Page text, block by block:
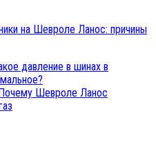
на Шевроле Ланос: причины
давление в шинах в
Шевроле Ланос